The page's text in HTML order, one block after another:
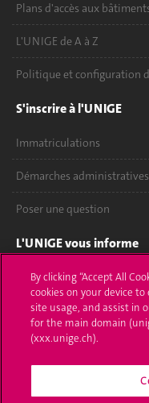
Plans d'accès aux
L'UNIGE de A à Z
Politique et configuration
S'inscrire à l'UNIGE
Immatriculations
Démarches administratives
Poser une question
L'UNIGE vous informe
UNIGE Mobile
Médias
Offres d'emploi
By clicking “Accept All
cookies on your device
site usage, and assist in
for the main domain
(xxx.unige.ch).